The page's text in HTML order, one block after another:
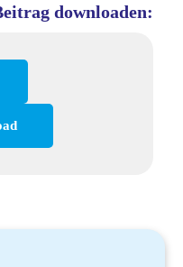
downloaden: